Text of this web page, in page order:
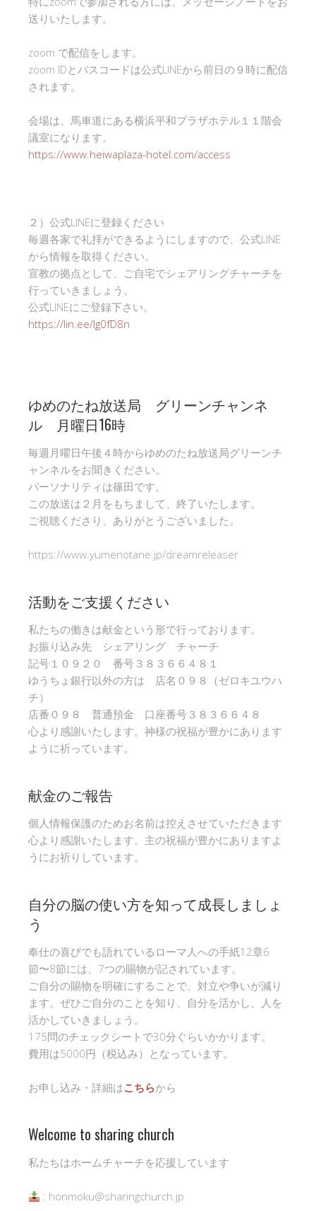
送りいたします。
zoom で配信をします。
zoom IDとパスコードは公式LINEから前日の９時に配信
されます。
会場は、馬車道にある横浜平和プラザホテル１１階会
議室になります。
https://www.heiwaplaza-hotel.com/access
２）公式LINEに登録ください
毎週各家で礼拝ができるようにしますので、公式LINE
から情報を取得ください。
宣教の拠点として、ご自宅でシェアリングチャーチを
行っていきましょう。
公式LINEにご登録下さい。
https://lin.ee/Ig0fD8n
ゆめのたね放送局 グリーンチャンネ
ル 月曜日16時
毎週月曜日午後４時からゆめのたね放送局グリーンチ
ャンネルをお聞きください。
パーソナリティは篠田です。
この放送は２月をもちまして、終了いたします。
ご視聴くださり、ありがとうございました。
https://www.yumenotane.jp/dreamreleaser
活動をご支援ください
私たちの働きは献金という形で行っております。
お振り込み先 シェアリング チャーチ
記号１０９２０ 番号３８３６６４８１
ゆうちょ銀行以外の方は 店名０９８（ゼロキユウハ
チ）
店番０９８ 普通預金 口座番号３８３６６４８
心より感謝いたします。神様の祝福が豊かにあります
ように祈っています。
献金のご報告
個人情報保護のためお名前は控えさせていただきます
心より感謝いたします。主の祝福が豊かにありますよ
うにお祈りしています。
自分の脳の使い方を知って成長しましょ
う
奉仕の喜びでも語れているローマ人への手紙12章6
節〜8節には、7つの賜物が記されています。
ご自分の賜物を明確にすることで、対立や争いが減り
ます。ぜひご自分のことを知り、自分を活かし、人を
活かしていきましょう。
175問のチェックシートで30分ぐらいかかります。
費用は5000円（税込み）となっています。
お申し込み・詳細はこちらから
Welcome to sharing church
私たちはホームチャーチを応援しています
: honmoku@sharingchurch.jp